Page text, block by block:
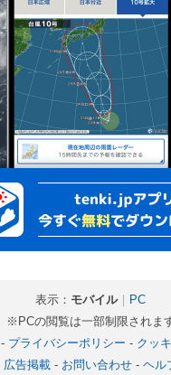
表示： モバイル｜ PC
※PCの閲覧は一部制限されま
- プライバシーポリシー - クッ
広告掲載- お問い合わせ- ヘル